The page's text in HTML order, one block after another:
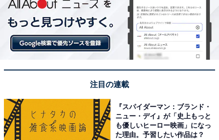
注目の連載
『スパイダーマン：ブランド・
ニュー・デイ』が「史上もっと
も優しいヒーロー映画」になっ
た理由。予習したい作品は？